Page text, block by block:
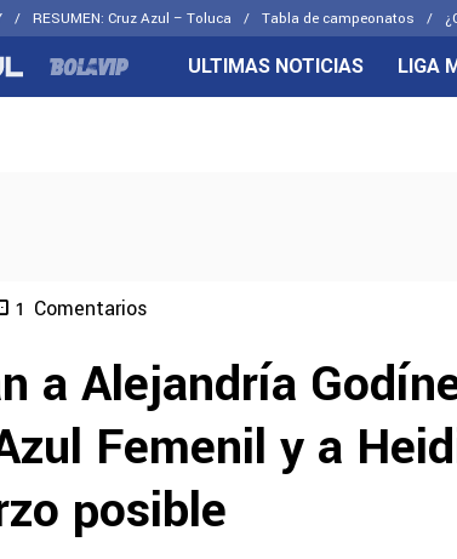
RESUMEN: Cruz Azul – Toluca Tabla de campeonatos
Mexicana
ULTIMAS NOTICIAS LIGA
1 Comentarios
a Alejandría
Femenil y a
posible